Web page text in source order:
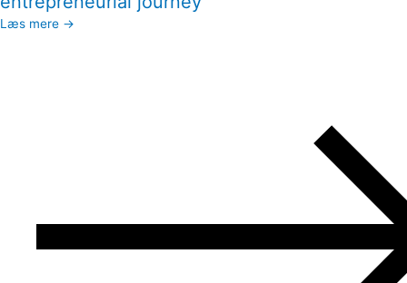
Læs mere →